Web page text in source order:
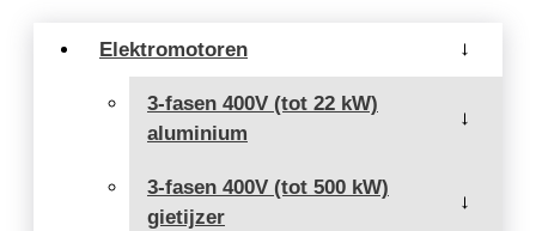
Elektromotoren →
3-fasen 400V (tot 22 kW)
aluminium
→
3-fasen 400V (tot 500 kW)
gietijzer
→